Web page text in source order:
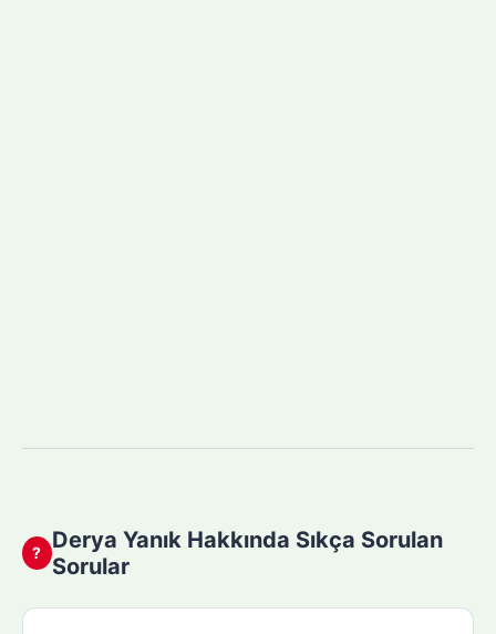
?
Derya Yanık Hakkında Sıkça Sorulan
Sorular